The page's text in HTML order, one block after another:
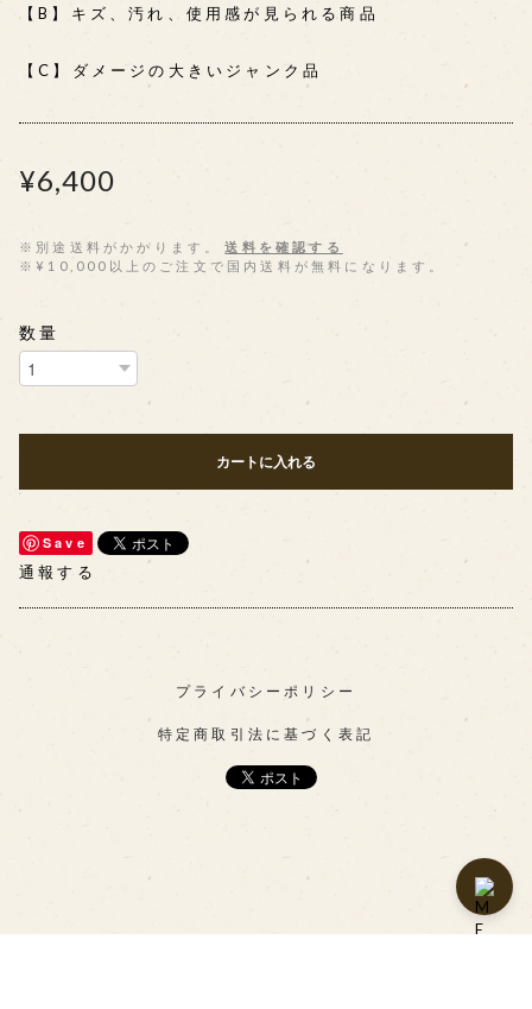
【B】キズ、汚れ、使用感が見られる商品
【C】ダメージの大きいジャンク品
¥6,400
※別途送料がかかります。
送料を確認する
※¥10,000以上のご注文で国内送料が無料になります。
数量
カートに入れる
Save
通報する
プライバシーポリシー
特定商取引法に基づく表記